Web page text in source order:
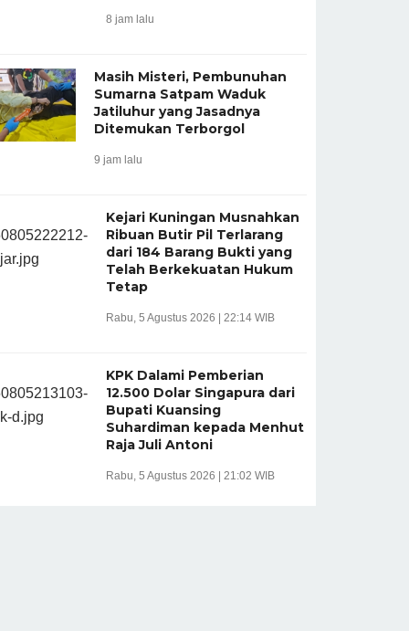
8 jam lalu
Masih Misteri, Pembunuhan
Sumarna Satpam Waduk
Jatiluhur yang Jasadnya
Ditemukan Terborgol
9 jam lalu
Kejari Kuningan Musnahkan
Ribuan Butir Pil Terlarang
dari 184 Barang Bukti yang
Telah Berkekuatan Hukum
Tetap
Rabu, 5 Agustus 2026 | 22:14 WIB
KPK Dalami Pemberian
12.500 Dolar Singapura dari
Bupati Kuansing
Suhardiman kepada Menhut
Raja Juli Antoni
Rabu, 5 Agustus 2026 | 21:02 WIB